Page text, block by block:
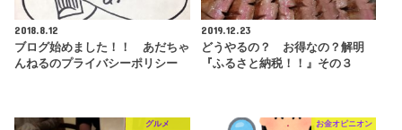
2018.8.12
ブログ始めました！！ あだちゃ
んねるのプライバシーポリシー
2019.12.23
どうやるの？ お得なの？解明
『ふるさと納税！！』その３
グルメ お金オピニオン